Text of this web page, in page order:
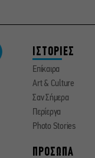
ΙΣΤΟΡΙΕΣ
Επίκαιρα
Art & Culture
Σαν Σήμερα
Περίεργα
Photo Stories
ΠΡΟΣΩΠΑ